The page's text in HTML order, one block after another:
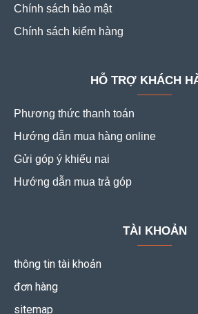
Chính sách bảo mật
Chính sách kiểm hàng
HỖ TRỢ KHÁCH
Phương thức thanh toán
Hướng dẫn mua hàng online
Gửi góp ý khiếu nai
Hướng dẫn mua trả góp
TÀI KHOẢN
thông tin tài khoản
đơn hàng
sitemap